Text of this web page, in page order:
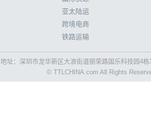
亚太陆运
跨境电商
铁路运输
地址：深圳市龙华新区大浪街道丽荣路国乐科技园4栋
© TTLCHINA.com All Rights